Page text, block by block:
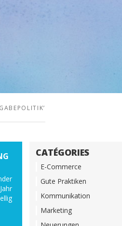
CATÉGORIES
E-Commerce
Gute Praktiken
Kommunikation
Marketing